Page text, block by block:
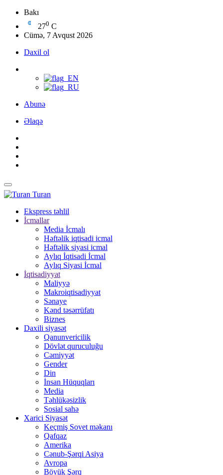
Bakı
270 C
Cümə, 7 Avqust 2026
Daxil ol
Abunə
Əlaqə
Turan
Ekspress təhlil
İcmallar
Media İcmalı
Həftəlik iqtisadi icmal
Həftəlik siyasi icmal
Aylıq İqtisadi İcmal
Aylıq Siyasi İcmal
İqtisadiyyat
Maliyyə
Makroiqtisadiyyat
Sənaye
Kənd təsərrüfatı
Biznes
Daxili siyasət
Qanunvericilik
Dövlət quruculuğu
Cəmiyyət
Gender
Din
İnsan Hüquqları
Media
Təhlükəsizlik
Sosial sahə
Xarici Siyasət
Keçmiş Sovet məkanı
Qafqaz
Amerika
Cənub-Şərqi Asiya
Avropa
Böyük Şərq